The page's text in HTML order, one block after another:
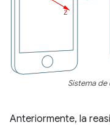
Sistema
Anteriormente, la